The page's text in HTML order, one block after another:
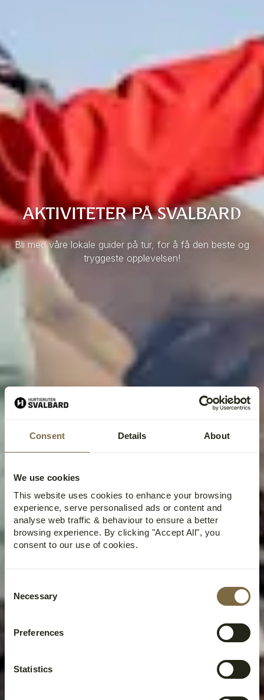
Consent Details About
We use cookies
This website uses cookies to enhance your browsing
experience, serve personalised ads or content and
analyse web traffic & behaviour to ensure a better
browsing experience. By clicking "Accept All", you
consent to our use of cookies.
Selection
Necessary
Preferences
Statistics
AKTIVITETER PÅ SVALBARD
Bli med våre lokale guider på tur, for å få den beste og
tryggeste opplevelsen!